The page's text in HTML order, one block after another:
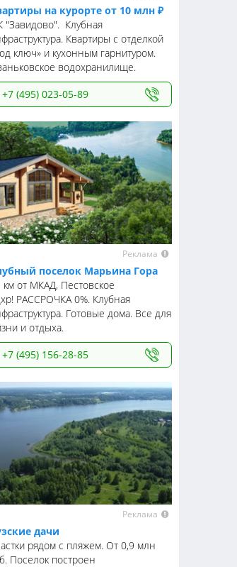
на курорте от 10 млн ₽
"Завидово". Клубная
Квартиры с отделкой
ключ» и кухонным гарнитуром.
водохранилище.
+7 (495) 023-05-89
Реклама
поселок Марьина Гора
км от МКАД, Пестовское
РАССРОЧКА 0%. Клубная
Готовые дома. Все для
и отдыха.
+7 (495) 156-28-85
Реклама
дачи
рядом с пляжем. От 0,9 млн
Поселок построен